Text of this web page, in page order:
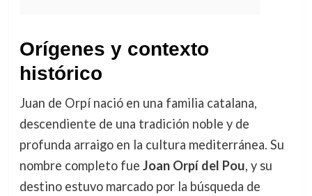
Orígenes y contexto
histórico
Juan de Orpí nació en una familia catalana,
descendiente de una tradición noble y de
profunda arraigo en la cultura mediterránea. Su
nombre completo fue Joan Orpí del Pou, y su
destino estuvo marcado por la búsqueda de